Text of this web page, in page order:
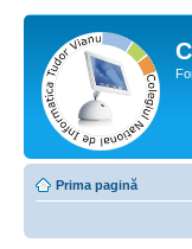
Prima pagină